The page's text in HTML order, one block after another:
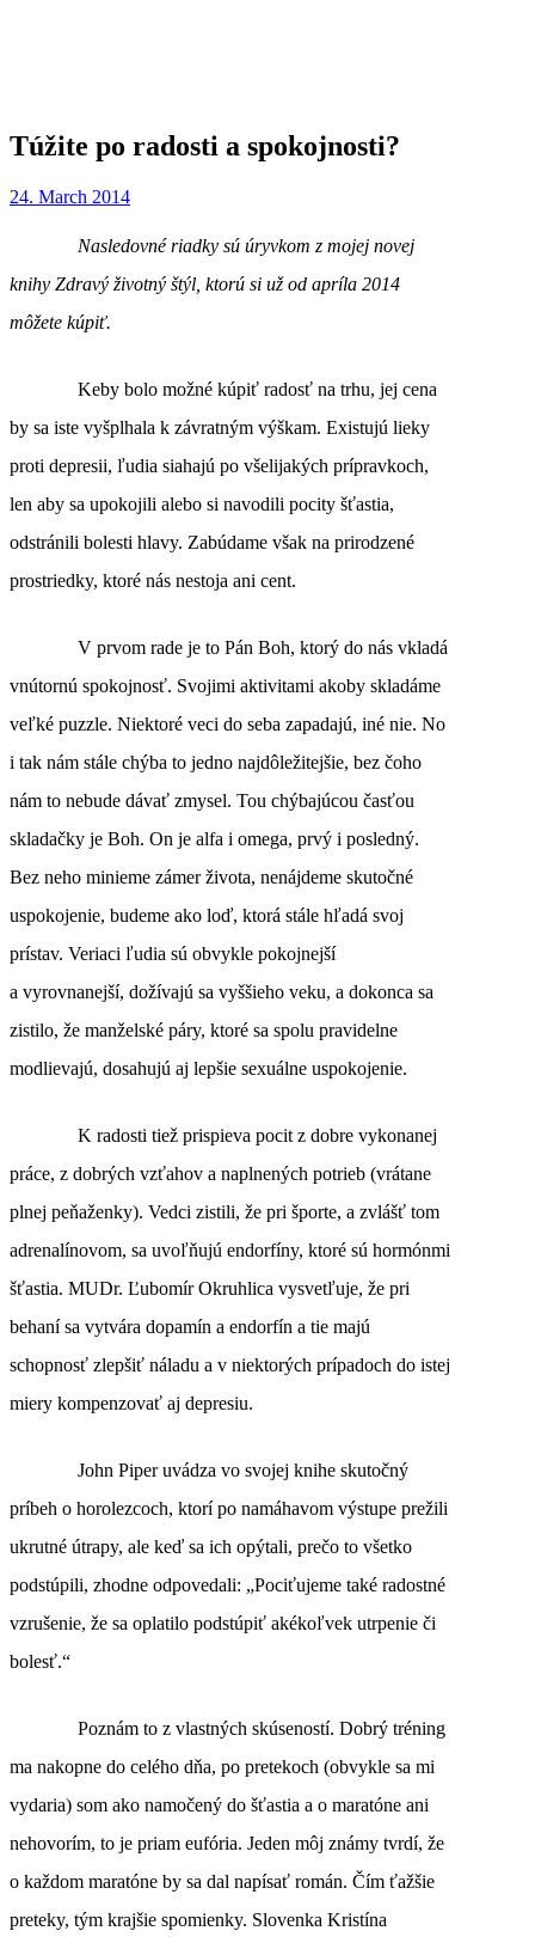
Túžite po radosti a spokojnosti?
24. March 2014
Nasledovné riadky sú úryvkom z mojej novej
knihy Zdravý životný štýl, ktorú si už od apríla 2014
môžete kúpiť.
Keby bolo možné kúpiť radosť na trhu, jej cena
by sa iste vyšplhala k závratným výškam. Existujú lieky
proti depresii, ľudia siahajú po všelijakých prípravkoch,
len aby sa upokojili alebo si navodili pocity šťastia,
odstránili bolesti hlavy. Zabúdame však na prirodzené
prostriedky, ktoré nás nestoja ani cent.
V prvom rade je to Pán Boh, ktorý do nás vkladá
vnútornú spokojnosť. Svojimi aktivitami akoby skladáme
veľké puzzle. Niektoré veci do seba zapadajú, iné nie. No
i tak nám stále chýba to jedno najdôležitejšie, bez čoho
nám to nebude dávať zmysel. Tou chýbajúcou časťou
skladačky je Boh. On je alfa i omega, prvý i posledný.
Bez neho minieme zámer života, nenájdeme skutočné
uspokojenie, budeme ako loď, ktorá stále hľadá svoj
prístav. Veriaci ľudia sú obvykle pokojnejší
a vyrovnanejší, dožívajú sa vyššieho veku, a dokonca sa
zistilo, že manželské páry, ktoré sa spolu pravidelne
modlievajú, dosahujú aj lepšie sexuálne uspokojenie.
K radosti tiež prispieva pocit z dobre vykonanej
práce, z dobrých vzťahov a naplnených potrieb (vrátane
plnej peňaženky). Vedci zistili, že pri športe, a zvlášť tom
adrenalínovom, sa uvoľňujú endorfíny, ktoré sú hormónmi
šťastia. MUDr. Ľubomír Okruhlica vysvetľuje, že pri
behaní sa vytvára dopamín a endorfín a tie majú
schopnosť zlepšiť náladu a v niektorých prípadoch do istej
miery kompenzovať aj depresiu.
John Piper uvádza vo svojej knihe skutočný
príbeh o horolezcoch, ktorí po namáhavom výstupe prežili
ukrutné útrapy, ale keď sa ich opýtali, prečo to všetko
podstúpili, zhodne odpovedali: „Pociťujeme také radostné
vzrušenie, že sa oplatilo podstúpiť akékoľvek utrpenie či
bolesť.“
Poznám to z vlastných skúseností. Dobrý tréning
ma nakopne do celého dňa, po pretekoch (obvykle sa mi
vydaria) som ako namočený do šťastia a o maratóne ani
nehovorím, to je priam eufória. Jeden môj známy tvrdí, že
o každom maratóne by sa dal napísať román. Čím ťažšie
preteky, tým krajšie spomienky. Slovenka Kristína